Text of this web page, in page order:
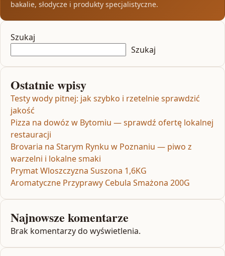
bakalie, słodycze i produkty specjalistyczne.
Szukaj
Szukaj
Ostatnie wpisy
Testy wody pitnej: jak szybko i rzetelnie sprawdzić
jakość
Pizza na dowóz w Bytomiu — sprawdź ofertę lokalnej
restauracji
Brovaria na Starym Rynku w Poznaniu — piwo z
warzelni i lokalne smaki
Prymat Wloszczyzna Suszona 1,6KG
Aromatyczne Przyprawy Cebula Smażona 200G
Najnowsze komentarze
Brak komentarzy do wyświetlenia.